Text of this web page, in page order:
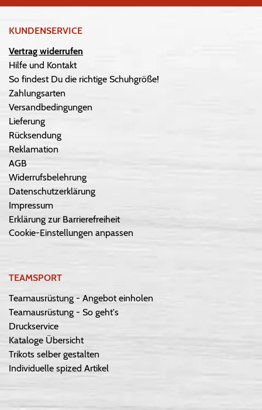
KUNDENSERVICE
Vertrag widerrufen
Hilfe und Kontakt
So findest Du die richtige Schuhgröße!
Zahlungsarten
Versandbedingungen
Lieferung
Rücksendung
Reklamation
AGB
Widerrufsbelehrung
Datenschutzerklärung
Impressum
Erklärung zur Barrierefreiheit
Cookie-Einstellungen anpassen
TEAMSPORT
Teamausrüstung - Angebot einholen
Teamausrüstung - So geht's
Druckservice
Kataloge Übersicht
Trikots selber gestalten
Individuelle spized Artikel